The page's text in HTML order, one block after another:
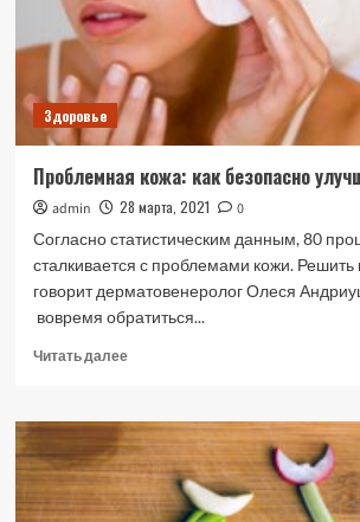
Здоровье
Проблемная кожа: как безопасно
admin 28 марта, 2021
0
Согласно статистическим данным, 80
сталкивается с проблемами кожи. Решить
говорит дерматовенеролог Олеся
вовремя обратиться...
Читать далееПрочитать
Проблемная
кожа:
как
безопасно
улучшить